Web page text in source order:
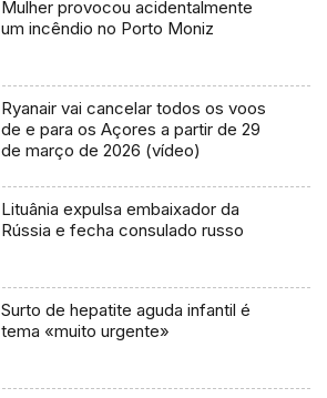
Mulher provocou acidentalmente
um incêndio no Porto Moniz
Ryanair vai cancelar todos os voos
de e para os Açores a partir de 29
de março de 2026 (vídeo)
Lituânia expulsa embaixador da
Rússia e fecha consulado russo
Surto de hepatite aguda infantil é
tema «muito urgente»